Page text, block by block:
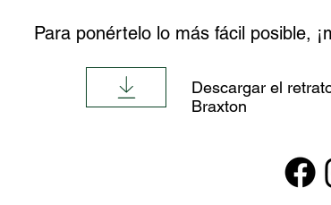
Para ponértelo lo más fácil posible,
Descargar el
Braxton